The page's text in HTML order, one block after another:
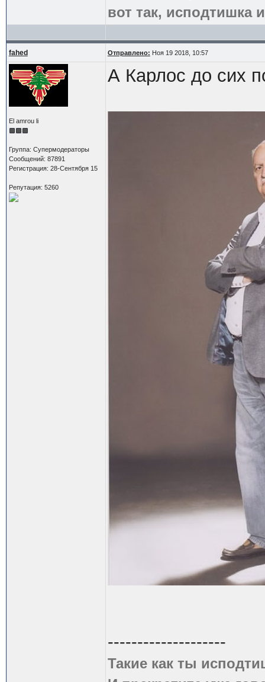
вот так, исподтишка
fahed Отправлено: Ноя 19 2018, 10:57
El amrou li
Группа: Супермодераторы
Сообщений: 87891
Регистрация: 28-Сентября 15
Репутация: 5260
А Карлос до сих
--------------------
Такие как ты